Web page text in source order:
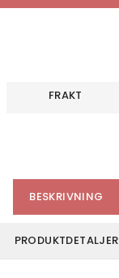
FRAKT
BESKRIVNING
PRODUKTDETALJER